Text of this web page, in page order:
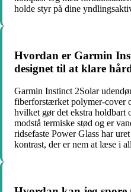
holde styr på dine
Hvordan er Garmin
designet til at klare
Garmin Instinct 2Solar
fiberforstærket polymer-cover
hvilket gør det ekstra holdbart
modstå termiske stød og er
ridsefaste Power Glass har
kontrast, der er nem at læse i